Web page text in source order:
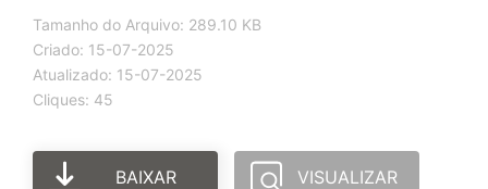
Tamanho do Arquivo: 289.10 KB
Criado: 15-07-2025
Atualizado: 15-07-2025
Cliques: 45
BAIXAR VISUALIZAR